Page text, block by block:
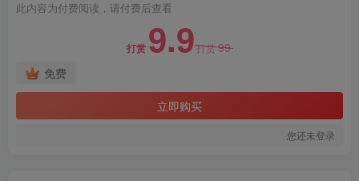
此内容为付费阅读，请付费后查看
打赏 9.9打赏99
免费
立即购买
您还未登录